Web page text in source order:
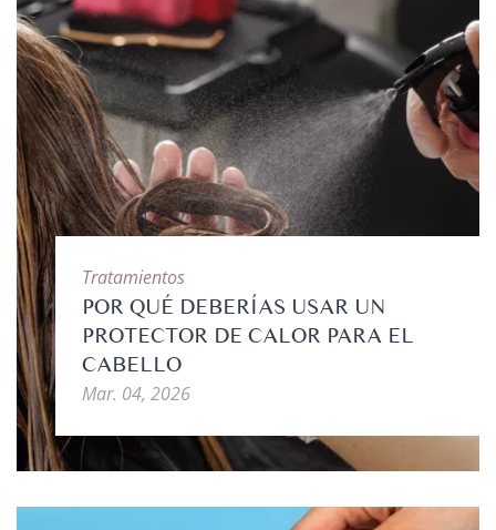
Tratamientos
POR QUÉ DEBERÍAS USAR UN
PROTECTOR DE CALOR PARA EL
CABELLO
Mar. 04, 2026